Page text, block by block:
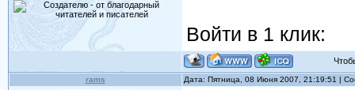
Войти в 1 клик:
rams Дата: Пятница, 08 Июня 2007, 21:19:51 |